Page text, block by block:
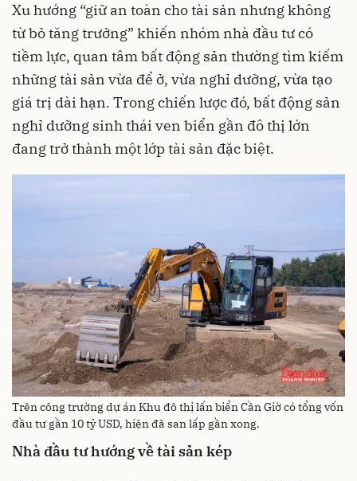
Xu hướng “giữ an toàn cho tài sản nhưng không
từ bỏ tăng trưởng” khiến nhóm nhà đầu tư có
tiềm lực, quan tâm bất động sản thường tìm kiếm
những tài sản vừa để ở, vừa nghỉ dưỡng, vừa tạo
giá trị dài hạn. Trong chiến lược đó, bất động sản
nghỉ dưỡng sinh thái ven biển gần đô thị lớn
đang trở thành một lớp tài sản đặc biệt.
Trên công trường dự án Khu đô thị lấn biển Cần Giờ có tổng vốn
đầu tư gần 10 tỷ USD, hiện đã san lấp gần xong.
Nhà đầu tư hướng về tài sản kép